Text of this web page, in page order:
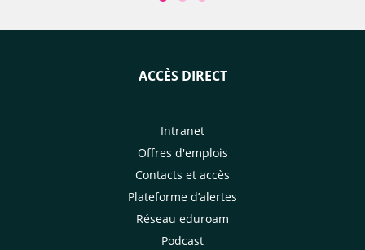
ACCÈS DIRECT
Intranet
Offres d'emplois
Contacts et accès
Plateforme d’alertes
Réseau eduroam
Podcast